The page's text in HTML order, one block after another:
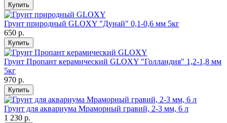
Купить
Грунт природный GLOXY "Дунай" 0,1-0,6 мм 5кг
650 р.
Купить
Грунт Пропант керамический GLOXY "Голландия" 1,2-1,8 мм
5кг
970 р.
Купить
Грунт для аквариума Мраморный гравий, 2-3 мм, 6 л
1 230 р.